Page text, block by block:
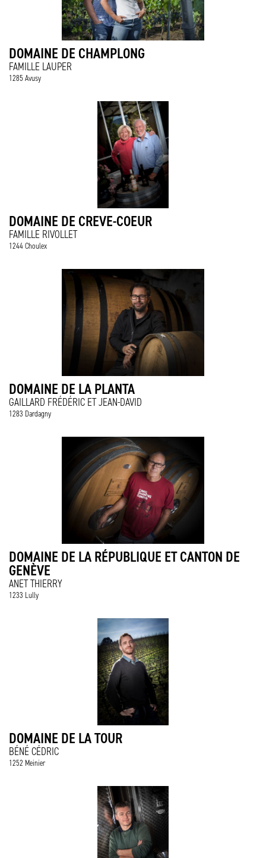
DOMAINE DE CHAMPLONG
FAMILLE LAUPER
1285 Avusy
DOMAINE DE CREVE-COEUR
FAMILLE RIVOLLET
1244 Choulex
DOMAINE DE LA PLANTA
GAILLARD FRÉDÉRIC ET JEAN-DAVID
1283 Dardagny
DOMAINE DE LA RÉPUBLIQUE ET CANTON DE
GENÈVE
ANET THIERRY
1233 Lully
DOMAINE DE LA TOUR
BÉNÉ CÉDRIC
1252 Meinier